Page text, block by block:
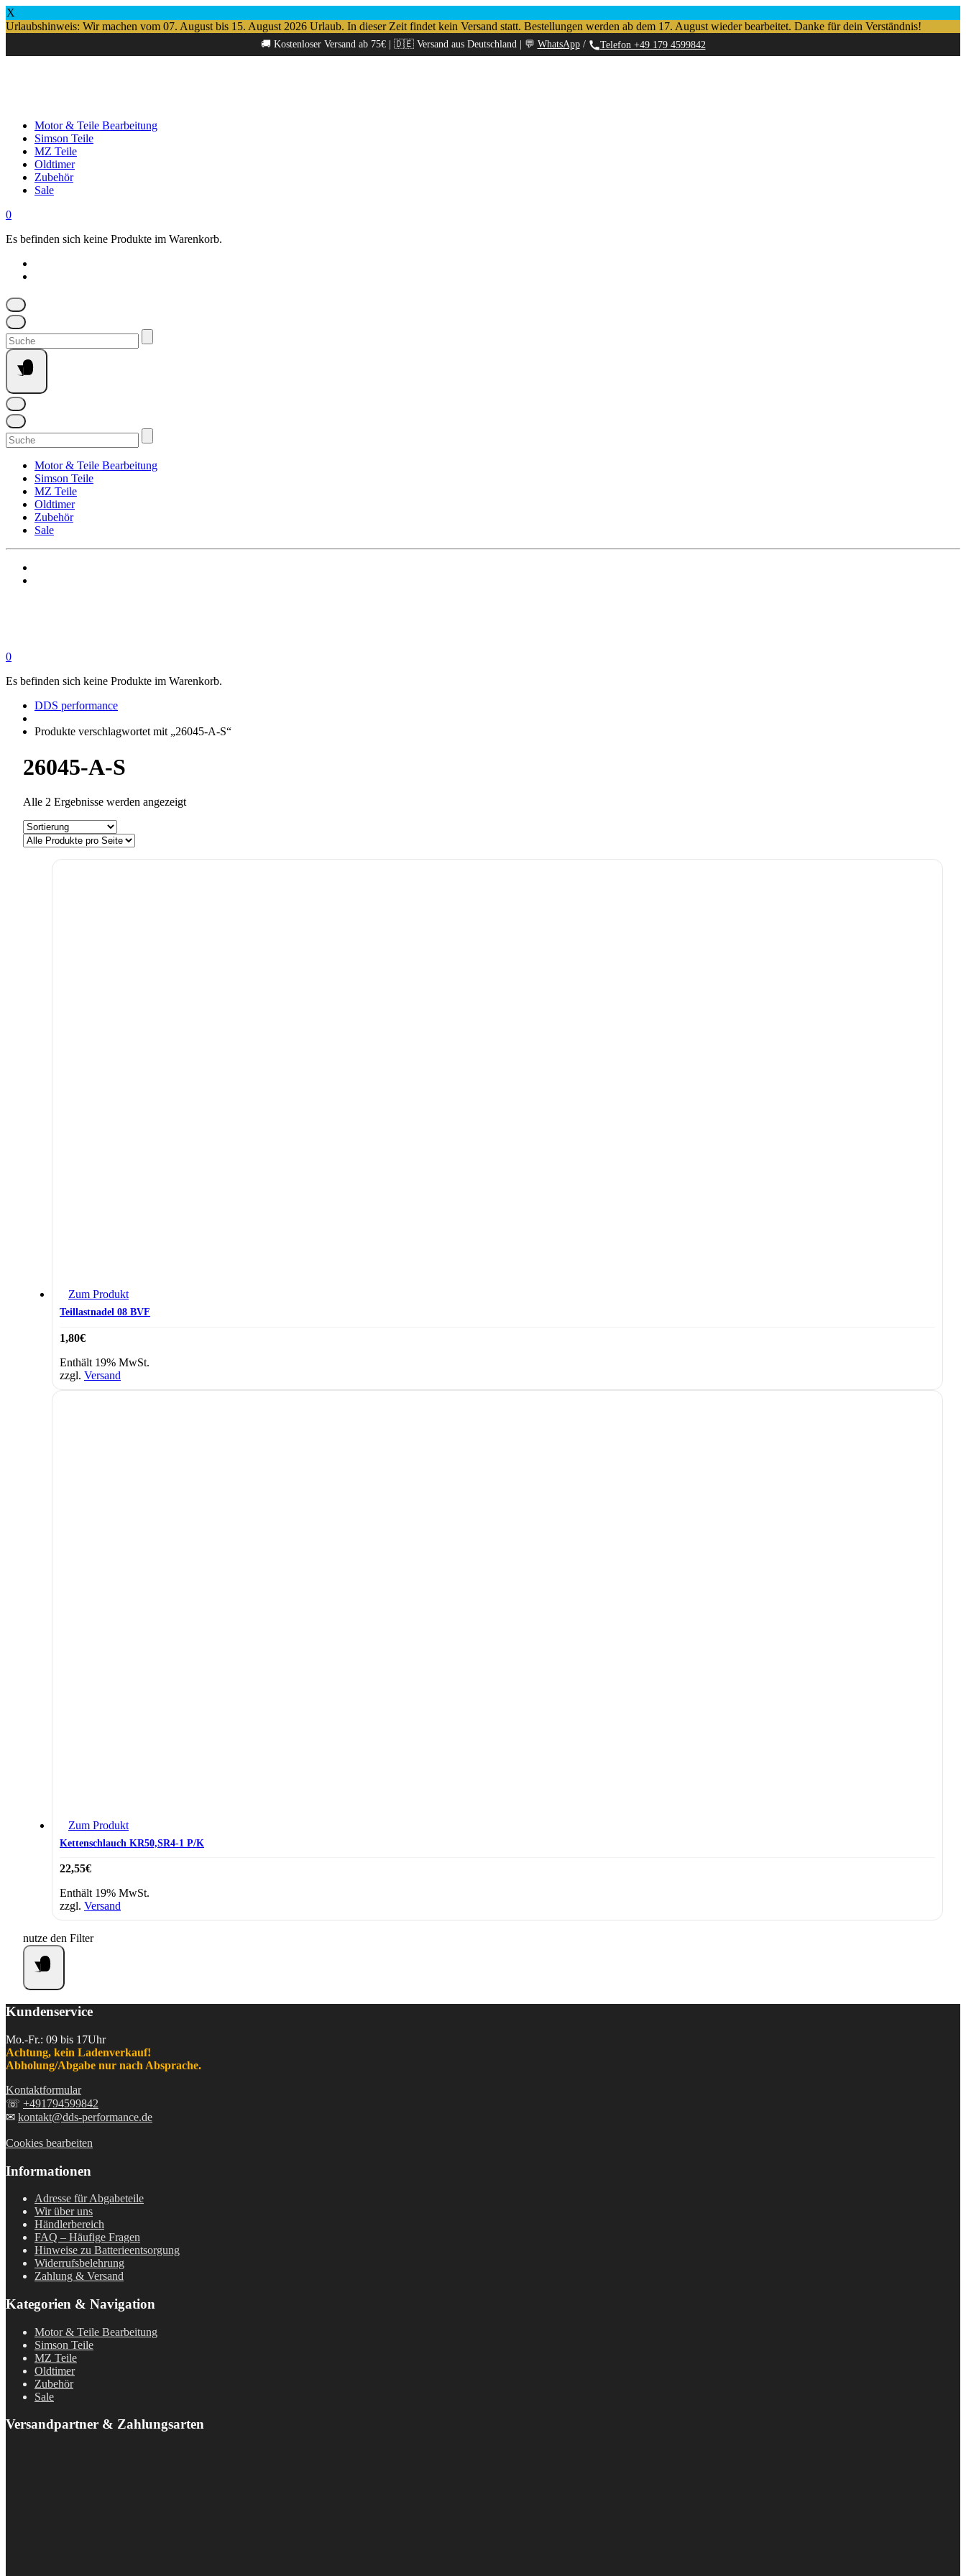
X
Urlaubshinweis: Wir machen vom 07. August bis 15. August 2026 Urlaub. In dieser Zeit findet kein Versand statt. Bestellungen werden ab dem 17. August wieder bearbeitet. Danke für dein Verständnis!
🚚 Kostenloser Versand ab 75€ | 🇩🇪 Versand aus Deutschland | 💬 WhatsApp/ Telefon +49 179 4599842
Motor & Teile Bearbeitung
Simson Teile
MZ Teile
Oldtimer
Zubehör
Sale
0
Es befinden sich keine Produkte im Warenkorb.
Suchen
nach:
Suchen
nach:
Motor & Teile Bearbeitung
Simson Teile
MZ Teile
Oldtimer
Zubehör
Sale
0
Es befinden sich keine Produkte im Warenkorb.
DDS performance
Produkte verschlagwortet mit „26045-A-S“
26045-A-S
Alle 2 Ergebnisse werden angezeigt
Zum Produkt
Teillastnadel 08 BVF
1,80€
Enthält 19% MwSt.
zzgl. Versand
Zum Produkt
Kettenschlauch KR50,SR4-1 P/K
22,55€
Enthält 19% MwSt.
zzgl. Versand
nutze den Filter
Kundenservice
Mo.-Fr.: 09 bis 17Uhr
Achtung, kein Ladenverkauf!
Abholung/Abgabe nur nach Absprache.
Kontaktformular
☏ +491794599842
✉ kontakt@dds-performance.de
Cookies bearbeiten
Informationen
Adresse für Abgabeteile
Wir über uns
Händlerbereich
FAQ – Häufige Fragen
Hinweise zu Batterieentsorgung
Widerrufsbelehrung
Zahlung & Versand
Kategorien & Navigation
Motor & Teile Bearbeitung
Simson Teile
MZ Teile
Oldtimer
Zubehör
Sale
Versandpartner & Zahlungsarten